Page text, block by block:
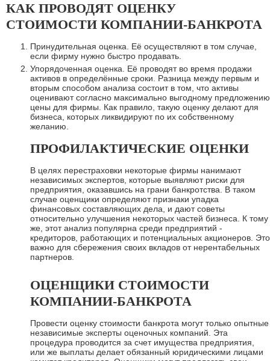
КАК ПРОВОДЯТ ОЦЕНКУ
СТОИМОСТИ КОМПАНИИ-БАНКРОТА
Принудительная оценка. Её осуществляют в том случае,
если фирму нужно быстро продавать.
Упорядоченная оценка. Её проводят во время продажи
активов в определённые сроки. Разница между первым и
вторым способом анализа состоит в том, что активы
оценивают согласно максимально выгодному предложению
цены для фирмы. Как правило, такую оценку делают для
бизнеса, которых ликвидируют по их собственному
желанию.
ПРОФИЛАКТИЧЕСКИЕ ОЦЕНКИ
В целях перестраховки некоторые фирмы нанимают
независимых экспертов, которые выявляют риски для
предприятия, оказавшись на грани банкротства. В таком
случае оценщики определяют признаки упадка
финансовых составляющих дела, и дают советы
относительно улучшения некоторых частей бизнеса. К тому
же, этот анализ популярна среди предприятий -
кредиторов, работающих и потенциальных акционеров. Это
важно для сбережения своих вкладов от нерентабельных
партнеров.
ОЦЕНЩИКИ СТОИМОСТИ
КОМПАНИИ-БАНКРОТА
Провести оценку стоимости банкрота могут только опытные
независимые эксперты оценочных компаний. Эта
процедура проводится за счет имущества предприятия,
или же выплаты делает обязанный юридическими лицами